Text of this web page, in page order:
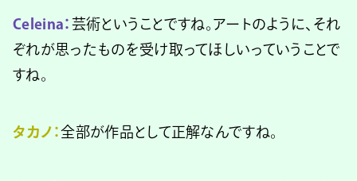
Celeina： 芸術ということですね。アートのように、それ
ぞれが思ったものを受け取ってほしいっていうことで
すね。
タカノ：全部が作品として正解なんですね。